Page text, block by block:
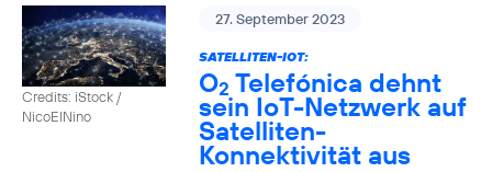
Credits: iStock /
NicoElNino
27. September 2023
SATELLITEN-IOT:
O2 Telefónica dehnt
sein IoT-Netzwerk auf
Satelliten-
Konnektivität aus